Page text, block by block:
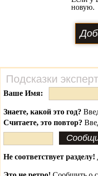
новую.
Подсказки
Ваше Имя:
Знаете, какой это год?
Считаете, это повтор?
Не соответствует разделу!